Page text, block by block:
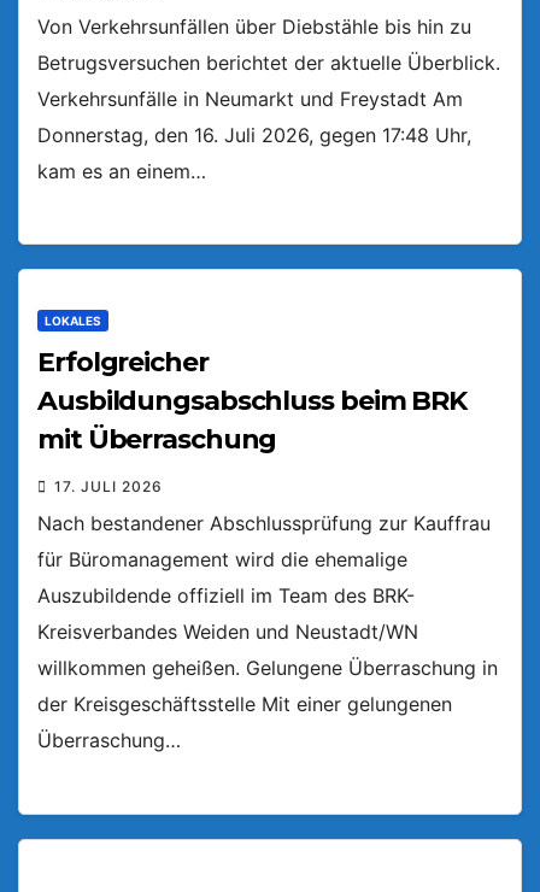
Von Verkehrsunfällen über Diebstähle bis hin zu
Betrugsversuchen berichtet der aktuelle Überblick.
Verkehrsunfälle in Neumarkt und Freystadt Am
Donnerstag, den 16. Juli 2026, gegen 17:48 Uhr,
kam es an einem…
LOKALES
Erfolgreicher
Ausbildungsabschluss beim BRK
mit Überraschung
17. JULI 2026
Nach bestandener Abschlussprüfung zur Kauffrau
für Büromanagement wird die ehemalige
Auszubildende offiziell im Team des BRK-
Kreisverbandes Weiden und Neustadt/WN
willkommen geheißen. Gelungene Überraschung in
der Kreisgeschäftsstelle Mit einer gelungenen
Überraschung…